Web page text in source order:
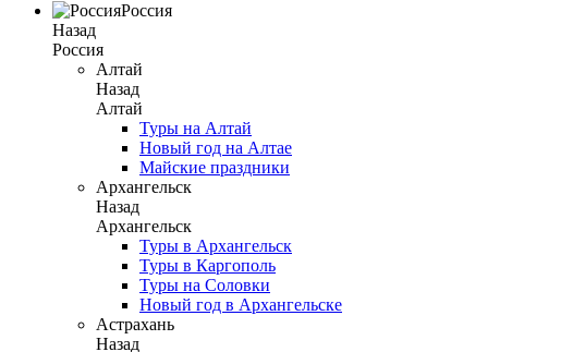
Россия
Назад
Россия
Алтай
Назад
Алтай
Туры на Алтай
Новый год на Алтае
Майские праздники
Архангельск
Назад
Архангельск
Туры в Архангельск
Туры в Каргополь
Туры на Соловки
Новый год в Архангельске
Астрахань
Назад